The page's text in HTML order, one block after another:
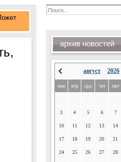
архив новостей
август 2026
пон втр срд чет пят
3 4 5 6 7
10 11 12 13 14
17 18 19 20 21
24 25 26 27 28